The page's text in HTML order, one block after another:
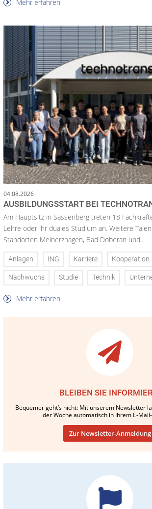
Mehr erfahren
04.08.2026
AUSBILDUNGSSTART BEI
Am Hauptsitz in Sassenberg treten 18
Lehre oder ihr duales Studium an. Weitere
Standorten Meinerzhagen, Bad Doberan und...
Anlagen ING Karriere Kooperation
Nachwuchs Studie Technik
Mehr erfahren
BLEIBEN SIE
Bequemer geht’s nicht: Mit unserem Newsletter
der Woche automatisch in Ihrem E-
Zur Newsletter-Anmeldung